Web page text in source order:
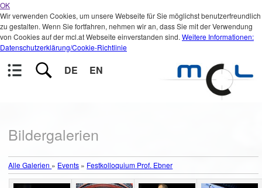
OK
Wir verwenden Cookies, um unsere Webseite für Sie möglichst benutzerfreundlich
zu gestalten. Wenn Sie fortfahren, nehmen wir an, dass Sie mit der Verwendung
von Cookies auf der mcl.at Webseite einverstanden sind. Weitere Informationen:
Datenschutzerklärung/Cookie-Richtlinie
DE EN
Bildergalerien
Alle Galerien » Events » Festkolloquium Prof. Ebner